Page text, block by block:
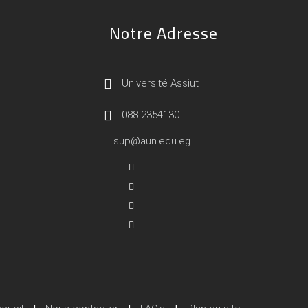
Notre Adresse
Université Assiut
088-2354130
sup@aun.edu.eg